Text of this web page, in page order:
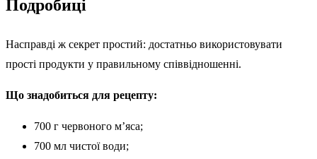
Подробиці
Насправді ж секрет простий: достатньо використовувати
прості продукти у правильному співвідношенні.
Що знадобиться для рецепту:
700 г червоного м’яса;
700 мл чистої води;